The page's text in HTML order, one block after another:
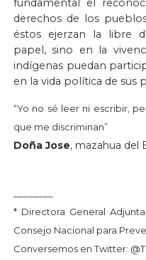
fundamental el
derechos de los
éstos ejerzan la libre
papel, sino en la
indígenas puedan
en la vida política de sus
“Yo no sé leer ni escribir,
que me discriminan”
Doña Jose, mazahua del
* Directora General
Consejo Nacional para
Conversemos en Twitter: